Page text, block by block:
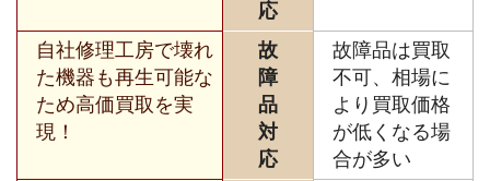
応
自社修理工房で壊れ
た機器も再生可能な
ため高価買取を実
現！
故
障
品
対
応
故障品は買取
不可、相場に
より買取価格
が低くなる場
合が多い